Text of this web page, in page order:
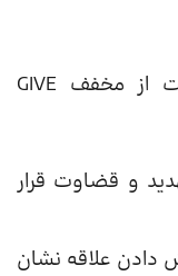
برای بهبود روابط و ارتباطات مثبت از مخفف GIVE
و قضاوت قرار
علاقه نشان